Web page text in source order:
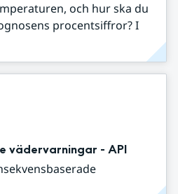
och hur ska du
procentsiffror? I
vädervarningar - API